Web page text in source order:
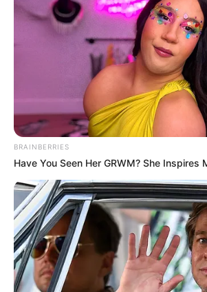
BRAINBERRIES
Have You Seen Her GRWM? She Inspires